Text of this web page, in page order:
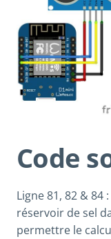
Code
Ligne 81, 82 & 84
réservoir de sel
permettre le